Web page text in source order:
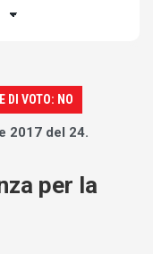
DI VOTO: NO
2017 del 24.
per la